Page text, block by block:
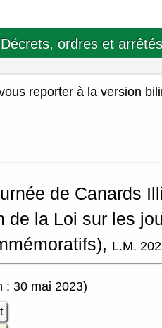
Décrets, ordres et arrêtés
reporter à laversion
de Canards
de la Loi sur les
L.M.
: 30 mai 2023)